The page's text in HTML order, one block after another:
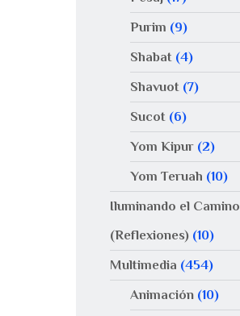
Purim (9)
Shabat(4)
Shavuot(7)
Sucot(6)
Yom Kipur(2)
Yom Teruah (10)
Iluminando el Camino
(Reflexiones) (10)
Multimedia (454)
Animación(10)